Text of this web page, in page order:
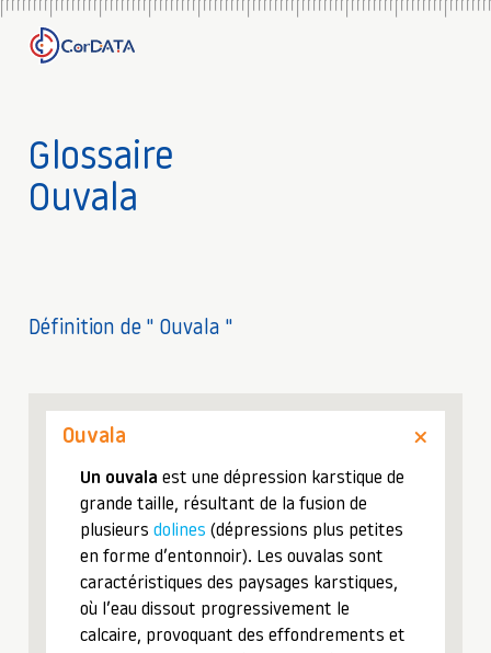
Glossaire
Ouvala
Définition de " Ouvala "
Ouvala
Un ouvala est une dépression karstique de
grande taille, résultant de la fusion de
plusieurs dolines (dépressions plus petites
en forme d’entonnoir). Les ouvalas sont
caractéristiques des paysages karstiques,
où l’eau dissout progressivement le
calcaire, provoquant des effondrements et